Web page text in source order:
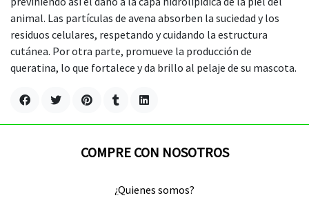
animal. Las partículas de avena absorben la suciedad y los
residuos celulares, respetando y cuidando la estructura
cutánea. Por otra parte, promueve la producción de
queratina, lo que fortalece y da brillo al pelaje de su mascota.
COMPRE CON NOSOTROS
¿Quienes somos?